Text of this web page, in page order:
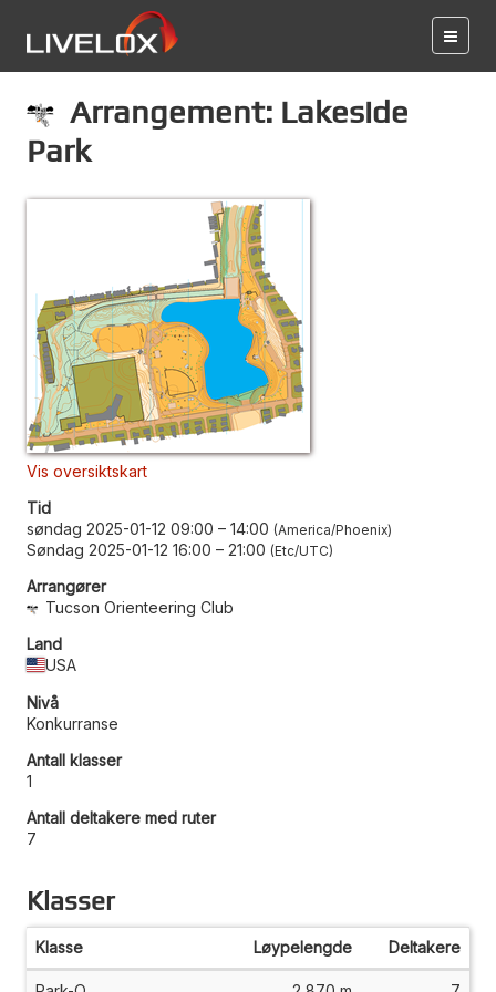
Arrangement: Lakeside
Park
Vis oversiktskart
Tid
søndag 2025-01-12 09:00 – 14:00 America/Phoenix
Søndag 2025-01-12 16:00 – 21:00 Etc/UTC
Arrangører
Tucson Orienteering Club
Land
USA
Nivå
Konkurranse
Antall klasser
1
Antall deltakere med ruter
7
Klasser
Klasse Løypelengde Deltakere